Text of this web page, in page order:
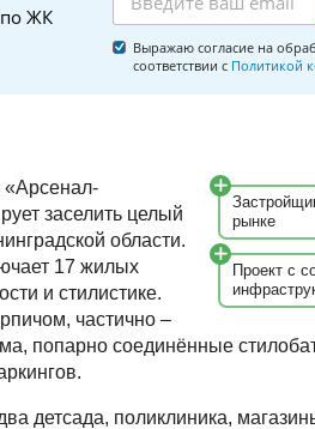
ЖК
Выражаю согласие на
соответствии с Политикой
рынке
Проект с
заселить целый
области.
17 жилых
и стилистике.
частично –
попарно соединённые
детсада, поликлиника,